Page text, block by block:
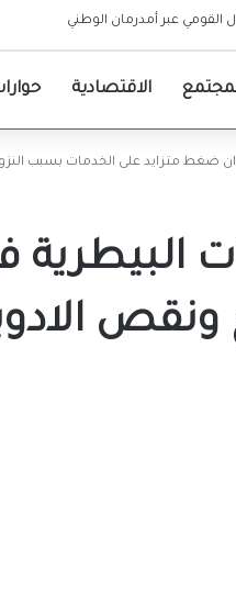
اندلاع الحرب .. ما القصة
الاقتصادية
ضغط متزايد على الخدمات بسبب